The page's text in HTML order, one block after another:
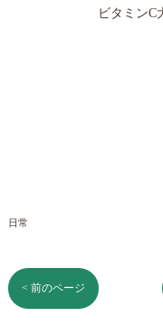
ビタミンC
日常
< 前のページ